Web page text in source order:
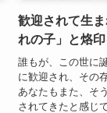
歓迎されて生
れの子」と烙
誰もが、この世に
に歓迎され、その
あなたもまた、そ
されてきたと感じ